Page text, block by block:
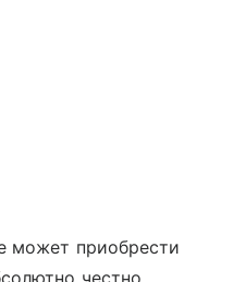
может приобрести